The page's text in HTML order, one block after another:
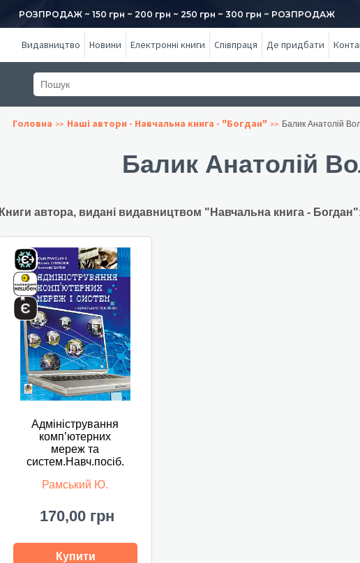
РОЗПРОДАЖ ~ 150 грн ~ 200 грн ~ 250 грн ~ 300 грн ~ РОЗПРОДАЖ
Видавництво Новини Електронні книги Співпраця Де придбати
Головна Наші автори - Навчальна книга - "Богдан" Балик Анатолій
Балик Анатолій
Книги автора, видані видавництвом "Навчальна книга -
Адміністрування
комп’ютерних
мереж та
систем.Навч.посіб.
Рамський Ю.
170,00 грн
Купити